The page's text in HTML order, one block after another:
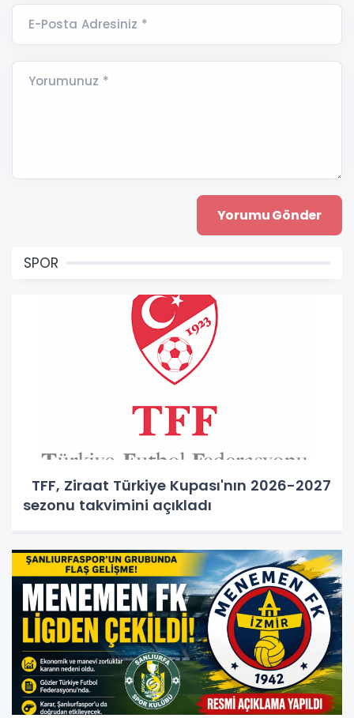
E-Posta Adresiniz *
Yorumunuz *
SPOR
TFF, Ziraat Türkiye Kupası'nın 2026-2027
sezonu takvimini açıkladı